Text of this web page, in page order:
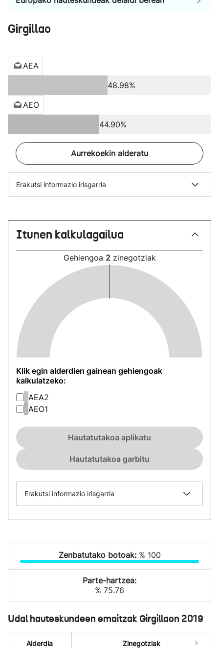
Girgillao
AEA
48.98%
AEO
44.90%
Aurrekoekin alderatu
Erakutsi informazio irisgarria
Itunen kalkulagailua
Gehiengoa 2 zinegotziak
Klik egin alderdien gainean gehiengoak
kalkulatzeko:
AEA2
AEO1
Hautatutakoa aplikatu
Hautatutakoa garbitu
Erakutsi informazio irisgarria
Zenbatutako botoak: % 100
Parte-hartzea:
% 75.76
Udal hauteskundeen emaitzak Girgillaon 2019
Alderdia Zinegotziak